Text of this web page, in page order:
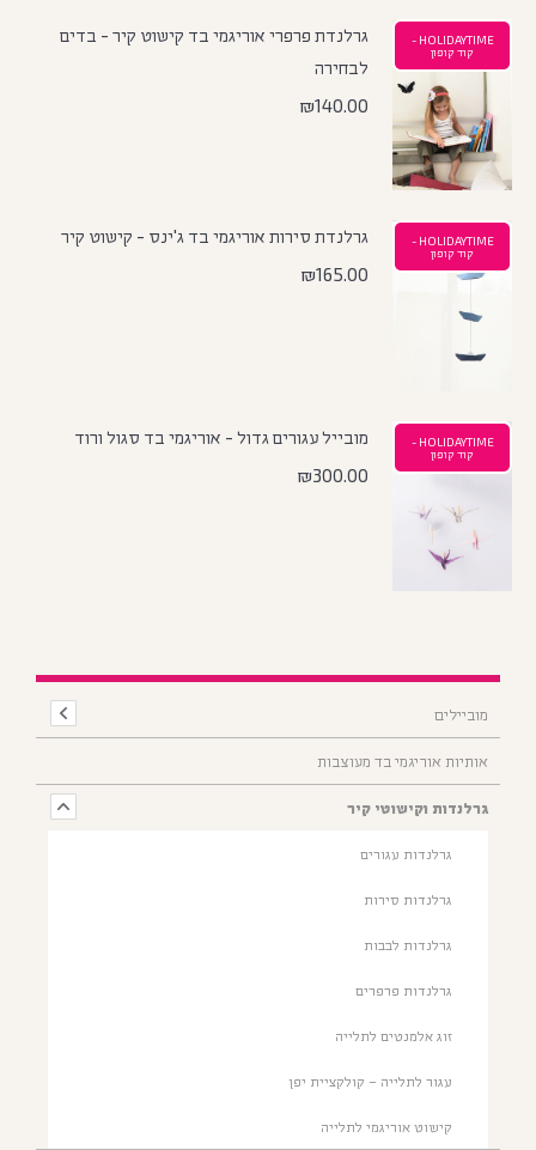
HOLIDAYTIME -
קוד קופון
גרלנדת פרפרי אוריגמי בד קישוט קיר - בדים
לבחירה
₪140.00
HOLIDAYTIME -
קוד קופון
גרלנדת סירות אוריגמי בד ג'ינס - קישוט קיר
₪165.00
HOLIDAYTIME -
קוד קופון
מובייל עגורים גדול - אוריגמי בד סגול ורוד
₪300.00
מוביילים
אותיות אוריגמי בד מעוצבות
גרלנדות וקישוטי קיר
גרלנדות עגורים
גרלנדות סירות
גרלנדות לבבות
גרלנדות פרפרים
זוג אלמנטים לתלייה
עגור לתלייה – קולקציית יפן
קישוט אוריגמי לתלייה